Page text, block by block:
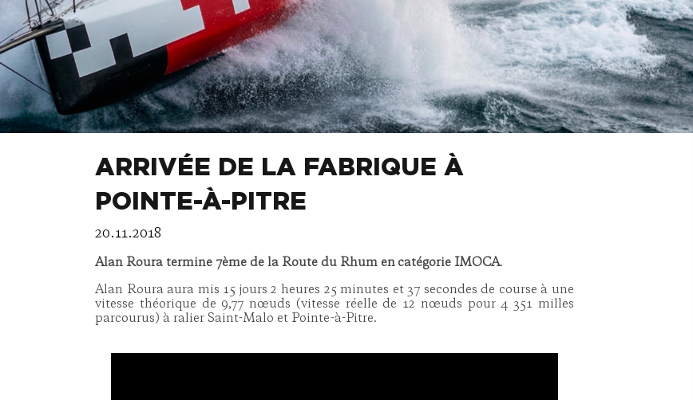
ARRIVÉE DE LA FABRIQUE À
POINTE-À-PITRE
20.11.2018
Alan Roura termine 7ème de la Route du Rhum en catégorie IMOCA.
Alan Roura aura mis 15 jours 2 heures 25 minutes et 37 secondes de course à une
vitesse théorique de 9,77 nœuds (vitesse réelle de 12 nœuds pour 4 351 milles
parcourus) à ralier Saint-Malo et Pointe-à-Pitre.